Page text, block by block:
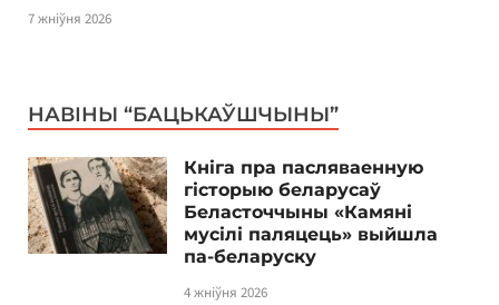
7 жніўня 2026
НАВІНЫ “БАЦЬКАЎШЧЫНЫ”
Кніга пра пасляваенную
гісторыю беларусаў
Беласточчыны «Камяні
мусілі паляцець» выйшла
па-беларуску
4 жніўня 2026